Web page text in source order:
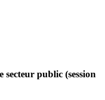
secteur public (session